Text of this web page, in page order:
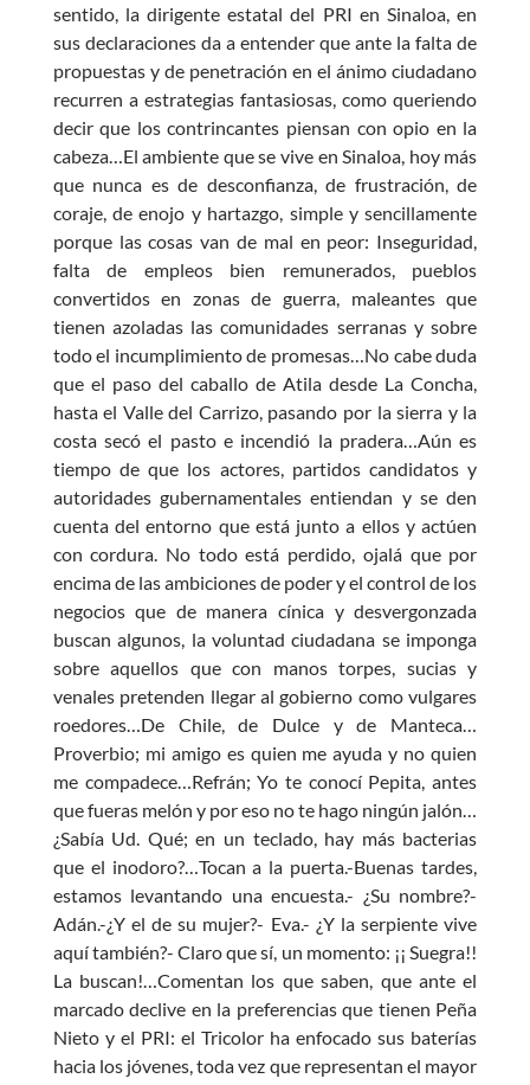
sentido, la dirigente estatal del PRI en Sinaloa, en
sus declaraciones da a entender que ante la falta de
propuestas y de penetración en el ánimo ciudadano
recurren a estrategias fantasiosas, como queriendo
decir que los contrincantes piensan con opio en la
cabeza…El ambiente que se vive en Sinaloa, hoy más
que nunca es de desconfianza, de frustración, de
coraje, de enojo y hartazgo, simple y sencillamente
porque las cosas van de mal en peor: Inseguridad,
falta de empleos bien remunerados, pueblos
convertidos en zonas de guerra, maleantes que
tienen azoladas las comunidades serranas y sobre
todo el incumplimiento de promesas…No cabe duda
que el paso del caballo de Atila desde La Concha,
hasta el Valle del Carrizo, pasando por la sierra y la
costa secó el pasto e incendió la pradera…Aún es
tiempo de que los actores, partidos candidatos y
autoridades gubernamentales entiendan y se den
cuenta del entorno que está junto a ellos y actúen
con cordura. No todo está perdido, ojalá que por
encima de las ambiciones de poder y el control de los
negocios que de manera cínica y desvergonzada
buscan algunos, la voluntad ciudadana se imponga
sobre aquellos que con manos torpes, sucias y
venales pretenden llegar al gobierno como vulgares
roedores…De Chile, de Dulce y de Manteca…
Proverbio; mi amigo es quien me ayuda y no quien
me compadece…Refrán; Yo te conocí Pepita, antes
que fueras melón y por eso no te hago ningún jalón…
¿Sabía Ud. Qué; en un teclado, hay más bacterias
que el inodoro?…Tocan a la puerta.-Buenas tardes,
estamos levantando una encuesta.- ¿Su nombre?-
Adán.-¿Y el de su mujer?- Eva.- ¿Y la serpiente vive
aquí también?- Claro que sí, un momento: ¡¡ Suegra!!
La buscan!…Comentan los que saben, que ante el
marcado declive en la preferencias que tienen Peña
Nieto y el PRI: el Tricolor ha enfocado sus baterías
hacia los jóvenes, toda vez que representan el mayor